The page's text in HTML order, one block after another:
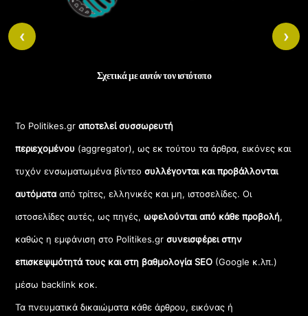
Σχετικά με αυτόν τον ιστότοπο
Το Politikes.grαποτελεί συσσωρευτή
περιεχομένου (aggregator), ως εκ τούτου τα άρθρα, εικόνες και
τυχόν ενσωματωμένα βίντεοσυλλέγονται και προβάλλονται
αυτόματααπό τρίτες, ελληνικές και μη, ιστοσελίδες. Οι
ιστοσελίδες αυτές, ως πηγές,ωφελούνται από κάθε προβολή,
καθώς η εμφάνιση στο Politikes.gr συνεισφέρει στην
επισκεψιμότητά τους και στη βαθμολογία SEO (Google κ.λπ.)
μέσω backlink κοκ.
Τα πνευματικά δικαιώματα κάθε άρθρου, εικόνας ή
‹ ›